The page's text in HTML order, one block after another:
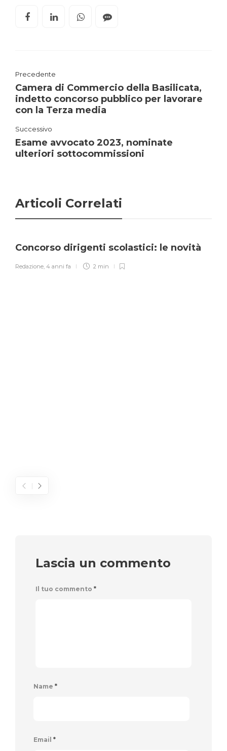
Precedente
Camera di Commercio della Basilicata,
indetto concorso pubblico per lavorare
con la Terza media
Successivo
Esame avvocato 2023, nominate
ulteriori sottocommissioni
Articoli Correlati
Concorso dirigenti scolastici: le novità
Redazione, 4 anni fa 2 min
Lascia un commento
Il tuo commento *
Name *
Email *